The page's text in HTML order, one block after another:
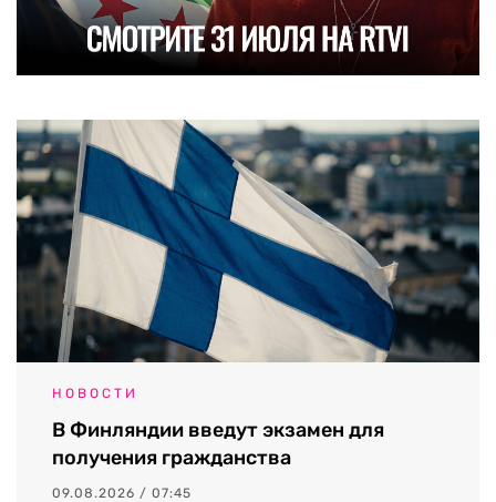
НОВОСТИ
В Финляндии введут экзамен для
получения гражданства
09.08.2026 / 07:45